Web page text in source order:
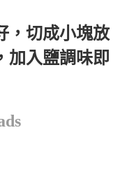
，切成小塊放
加入鹽調味即